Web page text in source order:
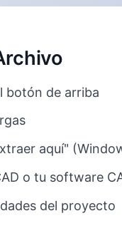
botón de arriba
aquí"
o tu software
del proyecto